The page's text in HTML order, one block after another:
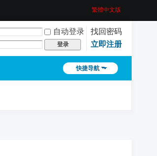
繁體中文版
自动登录
找回密码
登录 立即注册
快捷导航